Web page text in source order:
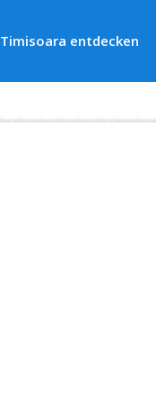
Timisoara entdecken